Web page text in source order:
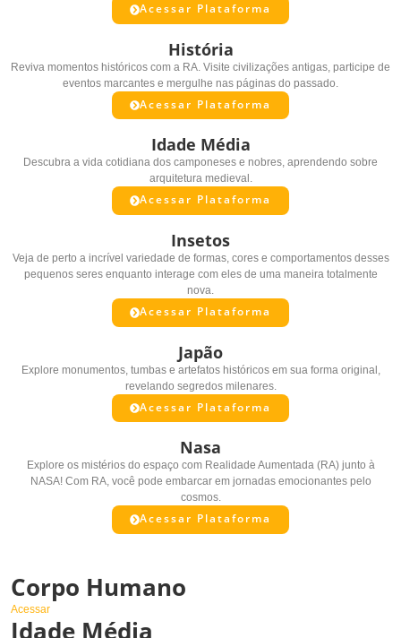
Acessar Plataforma
História
Reviva momentos históricos com a RA. Visite civilizações antigas, participe de
eventos marcantes e mergulhe nas páginas do passado.
Acessar Plataforma
Idade Média
Descubra a vida cotidiana dos camponeses e nobres, aprendendo sobre
arquitetura medieval.
Acessar Plataforma
Insetos
Veja de perto a incrível variedade de formas, cores e comportamentos desses
pequenos seres enquanto interage com eles de uma maneira totalmente
nova.
Acessar Plataforma
Japão
Explore monumentos, tumbas e artefatos históricos em sua forma original,
revelando segredos milenares.
Acessar Plataforma
Nasa
Explore os mistérios do espaço com Realidade Aumentada (RA) junto à
NASA! Com RA, você pode embarcar em jornadas emocionantes pelo
cosmos.
Acessar Plataforma
Corpo Humano
Acessar
Idade Média